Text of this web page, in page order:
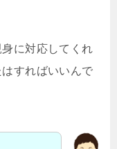
に対応してくれ
すればいいんで